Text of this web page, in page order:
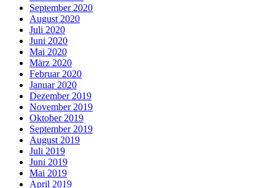
September 2020
August 2020
Juli 2020
Juni 2020
Mai 2020
März 2020
Februar 2020
Januar 2020
Dezember 2019
November 2019
Oktober 2019
September 2019
August 2019
Juli 2019
Juni 2019
Mai 2019
April 2019